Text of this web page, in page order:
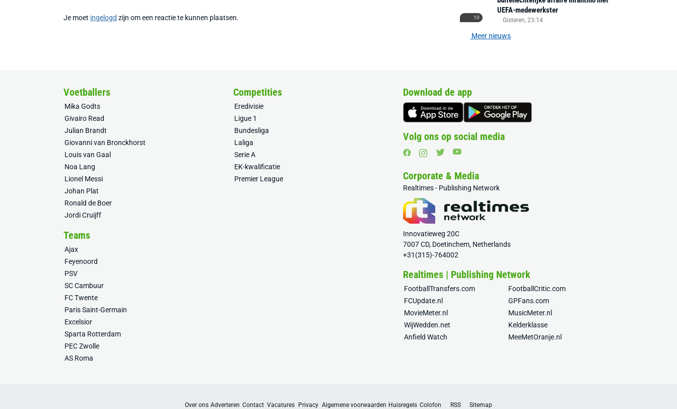
Je moet ingelogd zijn om een reactie te kunnen plaatsen. 10
UEFA-medewerkster
Gisteren, 23:14
Meer nieuws
Voetballers
Mika Godts
Givairo Read
Julian Brandt
Giovanni van Bronckhorst
Louis van Gaal
Noa Lang
Lionel Messi
Johan Plat
Ronald de Boer
Jordi Cruijff
Competities
Eredivisie
Ligue 1
Bundesliga
Laliga
Serie A
EK-kwalificatie
Premier League
Teams
Ajax
Feyenoord
PSV
SC Cambuur
FC Twente
Paris Saint-Germain
Excelsior
Sparta Rotterdam
PEC Zwolle
AS Roma
Download de app
Volg ons op social media
Corporate & Media
Realtimes - Publishing Network
Innovatieweg 20C
7007 CD, Doetinchem, Netherlands
+31(315)-764002
Realtimes | Publishing Network
FootballTransfers.com
FootballCritic.com
FCUpdate.nl
GPFans.com
MovieMeter.nl
MusicMeter.nl
WijWedden.net
Kelderklasse
Anfield Watch
MeeMetOranje.nl
Over ons Adverteren Contact Vacatures Privacy Algemene voorwaarden Huisregels Colofon RSS Sitemap